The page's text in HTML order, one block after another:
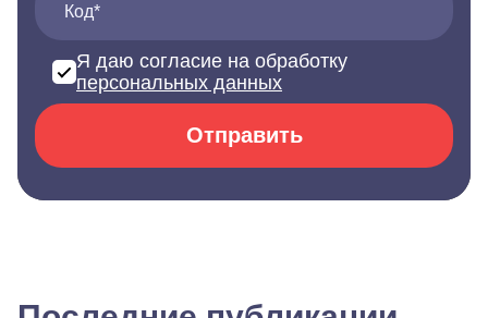
Код*
Я даю согласие на обработку
персональных данных
Отправить